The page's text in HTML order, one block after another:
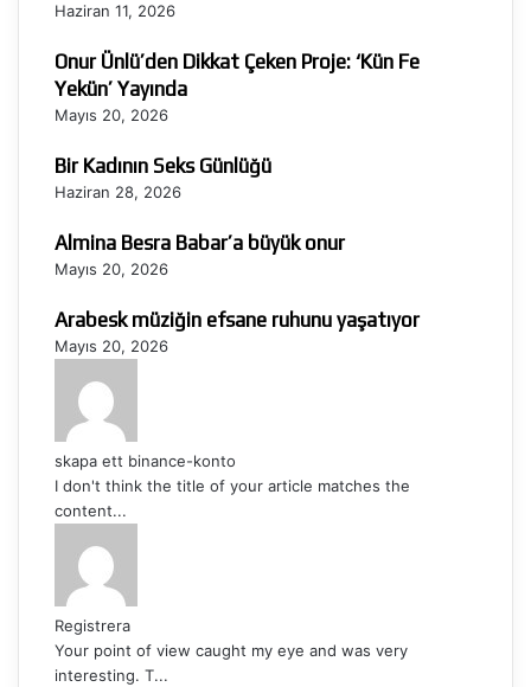
Haziran 11, 2026
Onur Ünlü’den Dikkat Çeken Proje: ‘Kün Fe
Yekün’ Yayında
Mayıs 20, 2026
Bir Kadının Seks Günlüğü
Haziran 28, 2026
Almina Besra Babar’a büyük onur
Mayıs 20, 2026
Arabesk müziğin efsane ruhunu yaşatıyor
Mayıs 20, 2026
skapa ett binance-konto
I don't think the title of your article matches the
content...
Registrera
Your point of view caught my eye and was very
interesting. T...